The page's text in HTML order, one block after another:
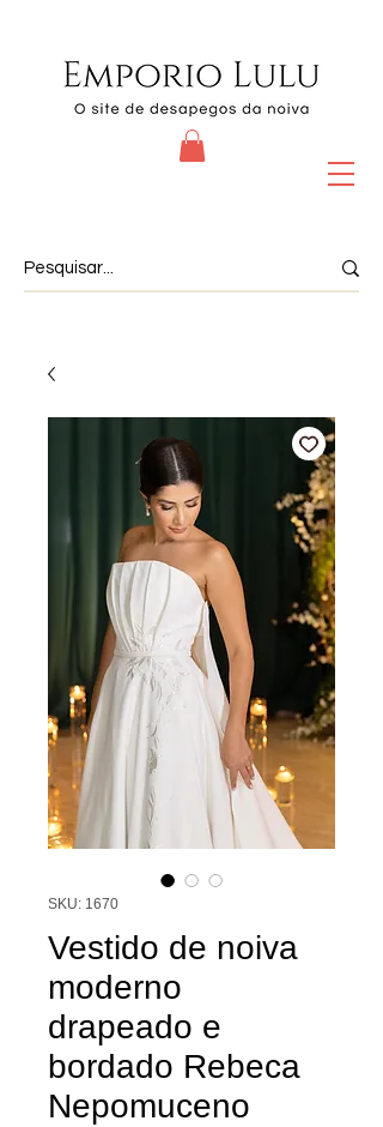
SKU: 1670
Vestido de noiva
moderno
drapeado e
bordado Rebeca
Nepomuceno